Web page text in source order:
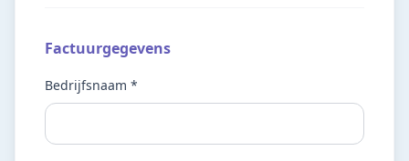
Factuurgegevens
Bedrijfsnaam *